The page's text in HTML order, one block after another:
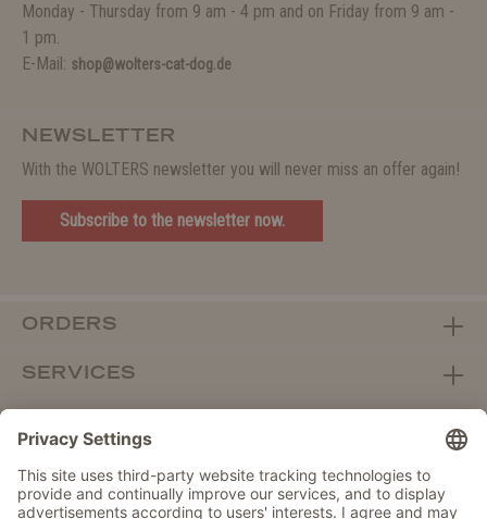
Monday - Thursday from 9 am - 4 pm and on Friday from 9 am -
1 pm.
E-Mail: shop@wolters-cat-dog.de
NEWSLETTER
With the WOLTERS newsletter you will never miss an offer again!
Subscribe to the newsletter now.
ORDERS
SERVICES
DEALER PORTAL